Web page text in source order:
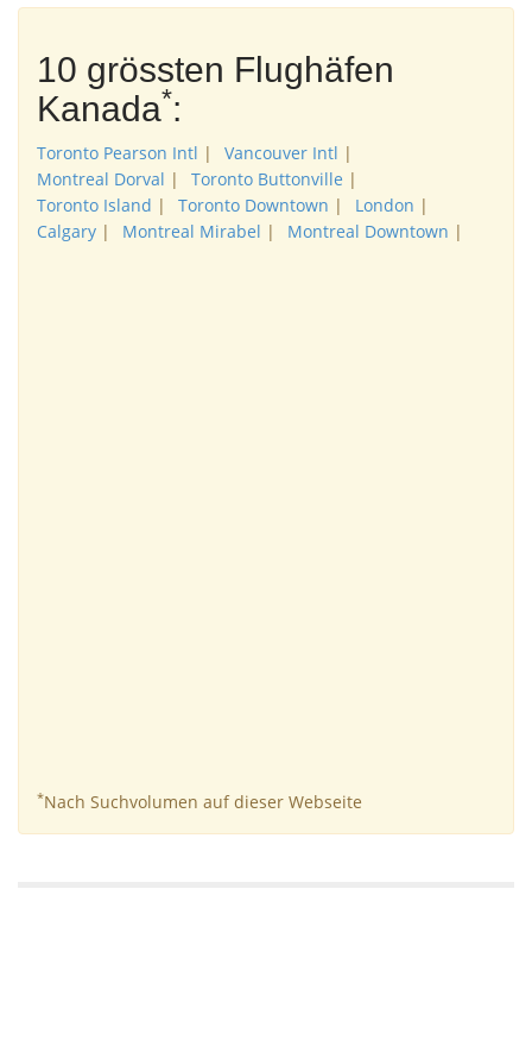
10 grössten Flughäfen
Kanada*:
Toronto Pearson Intl | Vancouver Intl |
Montreal Dorval | Toronto Buttonville |
Toronto Island | Toronto Downtown | London |
Calgary | Montreal Mirabel | Montreal Downtown |
*Nach Suchvolumen auf dieser Webseite